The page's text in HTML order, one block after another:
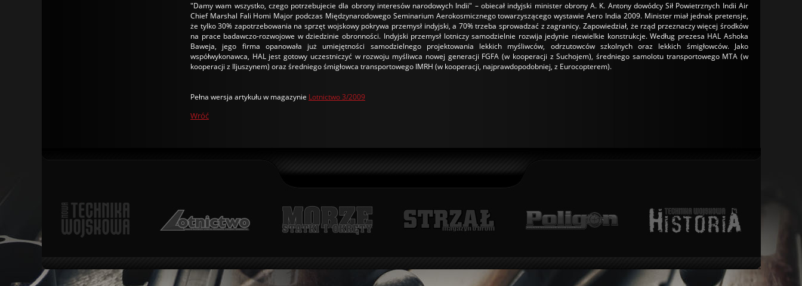
"Damy wam wszystko, czego potrzebujecie dla obrony interesów narodowych Indii" – obiecał indyjski minister obrony A. K. Antony dowódcy Sił Powietrznych Indii Air
Chief Marshal Fali Homi Major podczas Międzynarodowego Seminarium Aerokosmicznego towarzyszącego wystawie Aero India 2009. Minister miał jednak pretensje,
że tylko 30% zapotrzebowania na sprzęt wojskowy pokrywa przemysł indyjski, a 70% trzeba sprowadzać z zagranicy. Zapowiedział, że rząd przeznaczy więcej środków
na prace badawczo-rozwojowe w dziedzinie obronności. Indyjski przemysł lotniczy samodzielnie rozwija jedynie niewielkie konstrukcje. Według prezesa HAL Ashoka
Baweja, jego firma opanowała już umiejętności samodzielnego projektowania lekkich myśliwców, odrzutowców szkolnych oraz lekkich śmigłowców. Jako
współwykonawca, HAL jest gotowy uczestniczyć w rozwoju myśliwca nowej generacji FGFA (w kooperacji z Suchojem), średniego samolotu transportowego MTA (w
kooperacji z Iljuszynem) oraz średniego śmigłowca transportowego IMRH (w kooperacji, najprawdopodobniej, z Eurocopterem).
Pełna wersja artykułu w magazynie Lotnictwo 3/2009
Wróć